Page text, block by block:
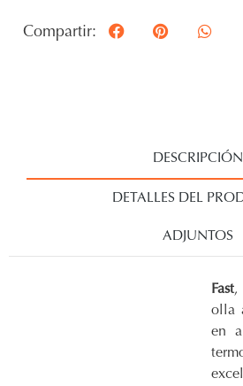
Compartir:
DESCRIPCIÓN
DETALLES DEL
ADJUNTOS
Fast,
olla
en